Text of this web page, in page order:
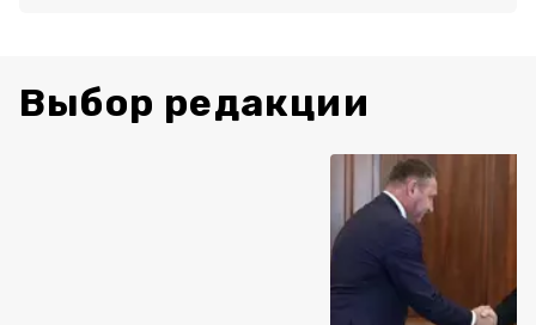
Выбор редакции